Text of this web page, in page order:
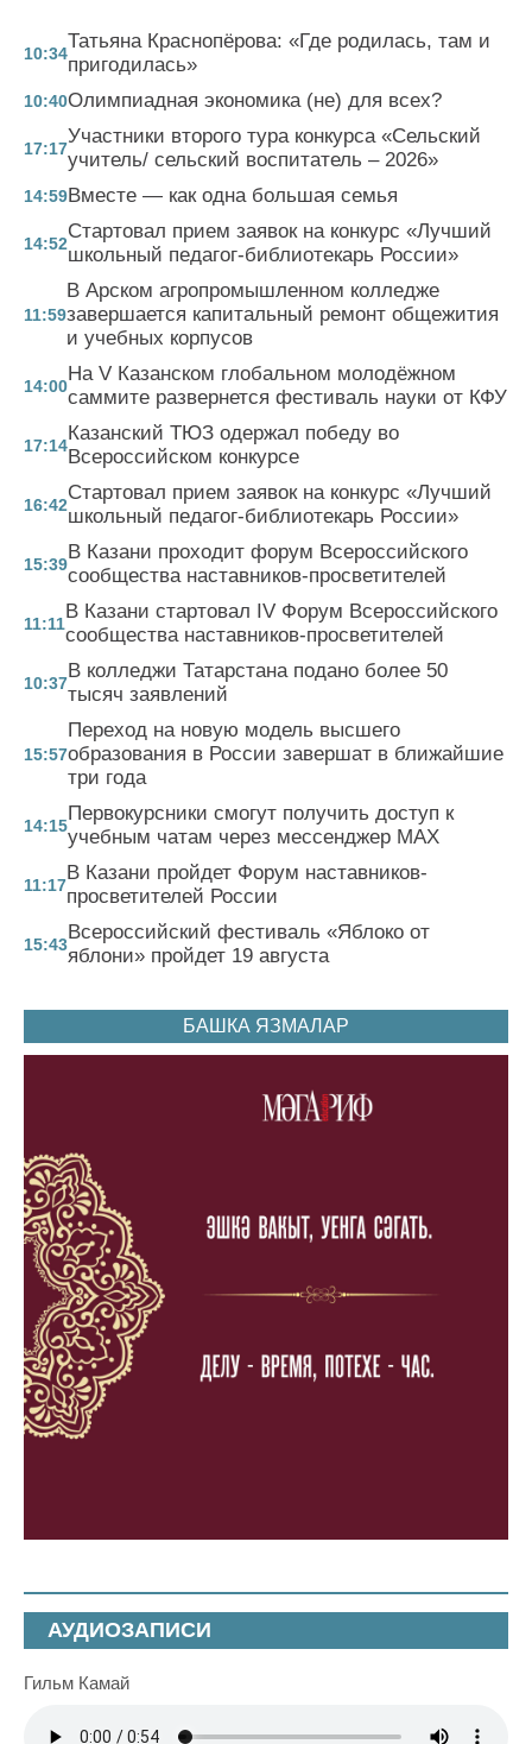
10:34
Татьяна Краснопёрова: «Где родилась, там и
пригодилась»
10:40Олимпиадная экономика (не) для всех?
17:17
Участники второго тура конкурса «Сельский
учитель/ сельский воспитатель – 2026»
14:59Вместе — как одна большая семья
14:52
Стартовал прием заявок на конкурс «Лучший
школьный педагог-библиотекарь России»
11:59
В Арском агропромышленном колледже
завершается капитальный ремонт общежития
и учебных корпусов
14:00
На V Казанском глобальном молодёжном
саммите развернется фестиваль науки от КФУ
17:14
Казанский ТЮЗ одержал победу во
Всероссийском конкурсе
16:42
Стартовал прием заявок на конкурс «Лучший
школьный педагог-библиотекарь России»
15:39
В Казани проходит форум Всероссийского
сообщества наставников-просветителей
11:11
В Казани стартовал IV Форум Всероссийского
сообщества наставников-просветителей
10:37
В колледжи Татарстана подано более 50
тысяч заявлений
15:57
Переход на новую модель высшего
образования в России завершат в ближайшие
три года
14:15
Первокурсники смогут получить доступ к
учебным чатам через мессенджер MAX
11:17
В Казани пройдет Форум наставников-
просветителей России
15:43
Всероссийский фестиваль «Яблоко от
яблони» пройдет 19 августа
БАШКА ЯЗМАЛАР
АУДИОЗАПИСИ
Гильм Камай